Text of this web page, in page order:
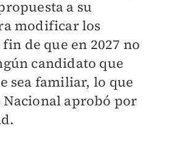
a su
modificar los
de que en 2027 no
candidato que
sea familiar, lo que
Nacional aprobó por